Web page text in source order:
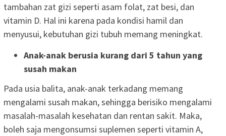
tambahan zat gizi seperti asam folat, zat besi, dan
vitamin D. Hal ini karena pada kondisi hamil dan
menyusui, kebutuhan gizi tubuh memang meningkat.
Anak-anak berusia kurang dari 5 tahun yang
susah makan
Pada usia balita, anak-anak terkadang memang
mengalami susah makan, sehingga berisiko mengalami
masalah-masalah kesehatan dan rentan sakit. Maka,
boleh saja mengonsumsi suplemen seperti vitamin A,